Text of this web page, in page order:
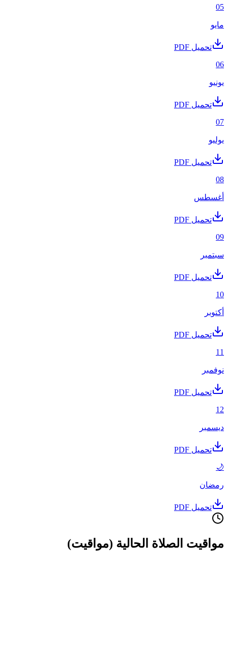
مواقيت الصلاة الحالية (مواقيت)